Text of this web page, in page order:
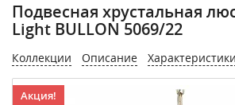
Подвесная хрустальная
Light BULLON 5069/22
Коллекции Описание Характеристики
Акция!